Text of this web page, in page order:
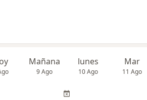
Mañana
9 Ago
lunes
10 Ago
Mar
11 Ago